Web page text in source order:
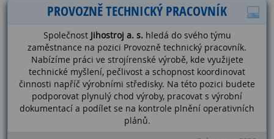
PROVOZNĚ TECHNICKÝ PRACOVNÍK
Společnost Jihostroj a. s.hledá do svého týmu
zaměstnance na pozici Provozně technický pracovník.
Nabízíme práci ve strojírenské výrobě, kde využijete
technické myšlení, pečlivost a schopnost koordinovat
činnosti napříč výrobními středisky. Na této pozici budete
podporovat plynulý chod výroby, pracovat s výrobní
dokumentací a podílet se na kontrole plnění operativních
plánů.